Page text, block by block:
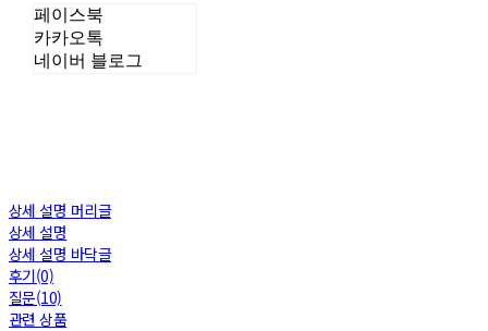
페이스북
카카오톡
네이버 블로그
상세 설명 머리글
상세 설명
상세 설명 바닥글
후기(0)
질문(10)
관련 상품